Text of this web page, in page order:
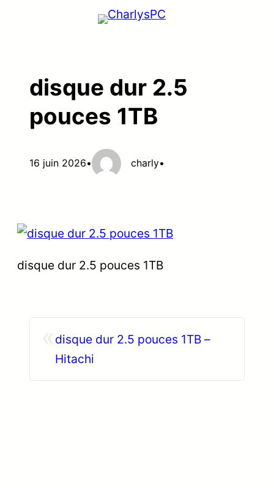
disque dur 2.5
pouces 1TB
16 juin 2026• charly•
disque dur 2.5 pouces 1TB
disque dur 2.5 pouces 1TB –
Hitachi